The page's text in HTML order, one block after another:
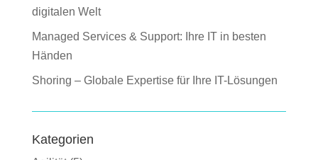
digitalen Welt
Managed Services & Support: Ihre IT in besten
Händen
Shoring – Globale Expertise für Ihre IT-Lösungen
Kategorien